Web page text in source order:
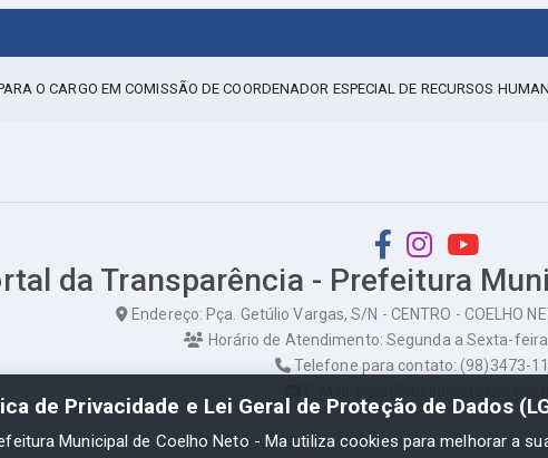
O CARGO EM COMISSÃO DE COORDENADOR ESPECIAL DE RECURSOS
da Transparência - Prefeitura
Endereço: Pça. Getúlio Vargas, S/N - CENTRO - COELHO
Horário de Atendimento: Segunda a Sexta-
Telefone para contato: (98)3473-
de Privacidade e Lei Geral de Proteção de Dados
Municipal de Coelho Neto - Ma utiliza cookies para melhorar a